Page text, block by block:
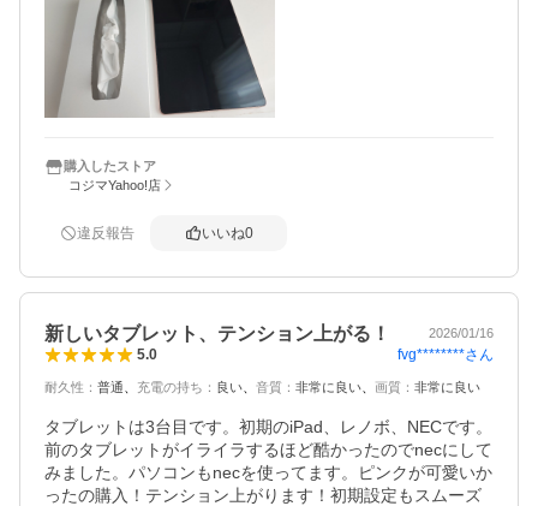
購入したストア
コジマYahoo!店
違反報告 いいね0
新しいタブレット、テンション上がる！ 2026/01/16
5.0 fvg********さん
耐久性 ： 普通 充電の持ち ： 良い 音質 ： 非常に良い 画質 ： 非常に良い
タブレットは3台目です。初期のiPad、レノボ、NECです。
前のタブレットがイライラするほど酷かったのでnecにして
みました。パソコンもnecを使ってます。ピンクが可愛いか
ったの購入！テンション上がります！初期設定もスムーズ